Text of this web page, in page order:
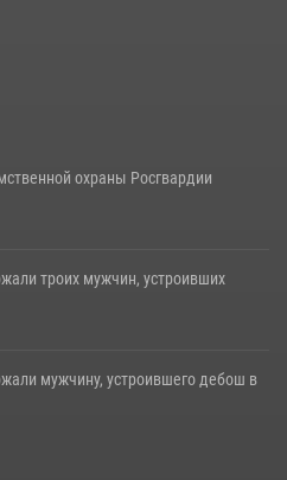
охраны Росгвардии
троих мужчин, устроивших
мужчину, устроившего дебош в